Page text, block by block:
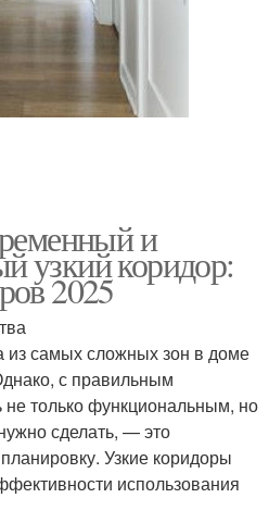
и
узкий коридор:
2025
из самых сложных зон в доме
с правильным
не только функциональным, но
сделать, — это
Узкие коридоры
использования